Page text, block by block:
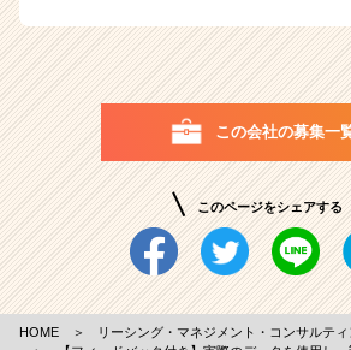
この会社の募集一
このページをシェアする
HOME ＞ リーシング・マネジメント・コンサルテ